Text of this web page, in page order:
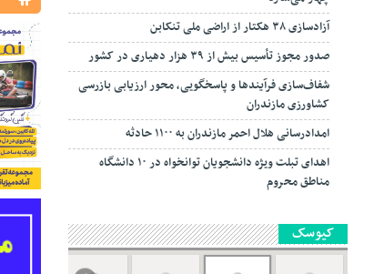
آزادسازی ۳۸ هکتار از اراضی ملی تنکابن
صدور مجوز تأسیس بیش از ۳۹ هزار دهیاری در کشور
شفاف‌سازی فرآیند‌ها و پاسخگویی، محور ارزیابی بازرسی
کشاورزی مازندران
امدادرسانی هلال احمر مازندران به ۱۱۰۰ حادثه
اهدای تبلت ویژه دانشجویان توانخواه در ۱۰ دانشگاه
مناطق محروم
کیوسک